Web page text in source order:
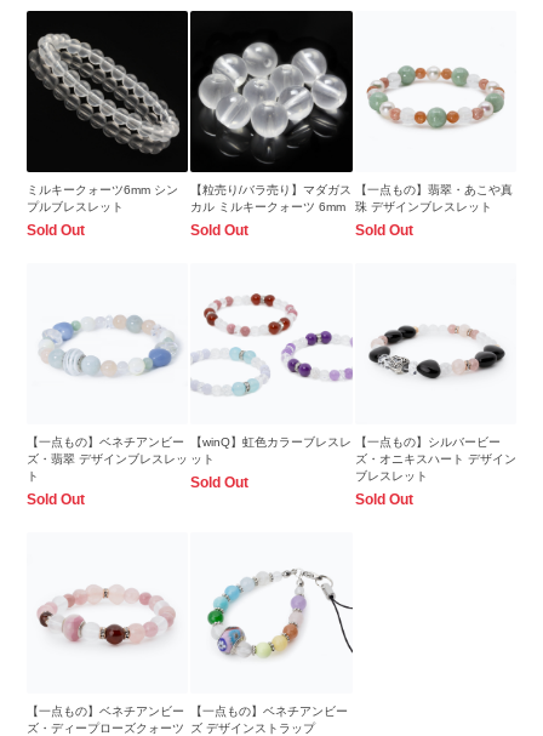
ミルキークォーツ6mm シン
プルブレスレット
Sold Out
【粒売り/バラ売り】マダガス
カル ミルキークォーツ 6mm
Sold Out
【一点もの】翡翠・あこや真
珠 デザインブレスレット
Sold Out
【一点もの】ベネチアンビー
ズ・翡翠 デザインブレスレッ
ト
Sold Out
【winQ】虹色カラーブレスレ
ット
Sold Out
【一点もの】シルバービー
ズ・オニキスハート デザイン
ブレスレット
Sold Out
【一点もの】ベネチアンビー
ズ・ディープローズクォーツ
【一点もの】ベネチアンビー
ズ デザインストラップ